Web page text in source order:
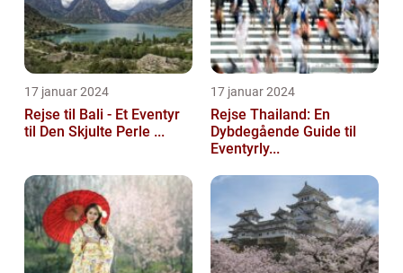
17 januar 2024
Rejse til Bali - Et Eventyr
til Den Skjulte Perle ...
17 januar 2024
Rejse Thailand: En
Dybdegående Guide til
Eventyrly...